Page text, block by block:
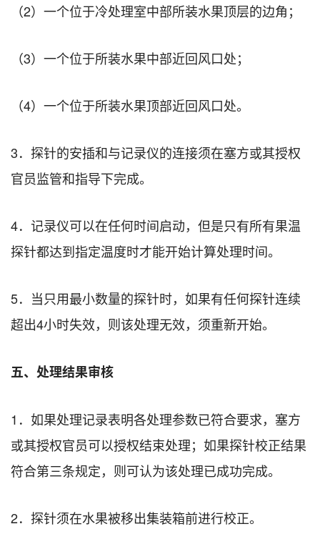
（2）一个位于冷处理室中部所装水果顶层的边角；
（3）一个位于所装水果中部近回风口处；
（4）一个位于所装水果顶部近回风口处。
3．探针的安插和与记录仪的连接须在塞方或其授权
官员监管和指导下完成。
4．记录仪可以在任何时间启动，但是只有所有果温
探针都达到指定温度时才能开始计算处理时间。
5．当只用最小数量的探针时，如果有任何探针连续
超出4小时失效，则该处理无效，须重新开始。
五、处理结果审核
1．如果处理记录表明各处理参数已符合要求，塞方
或其授权官员可以授权结束处理；如果探针校正结果
符合第三条规定，则可认为该处理已成功完成。
2．探针须在水果被移出集装箱前进行校正。